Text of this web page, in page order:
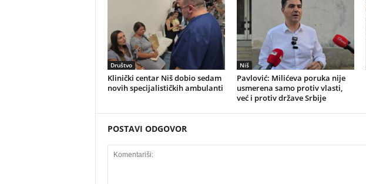
Društvo
Klinički centar Niš dobio sedam
novih specijalističkih ambulanti
Niš
Pavlović: Milićeva poruka nije
usmerena samo protiv vlasti,
već i protiv države Srbije
POSTAVI ODGOVOR